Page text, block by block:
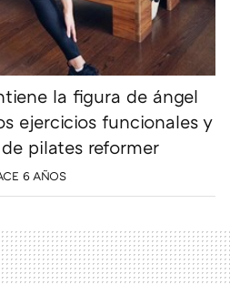
la figura de ángel
ejercicios funcionales y
pilates reformer
6 AÑOS